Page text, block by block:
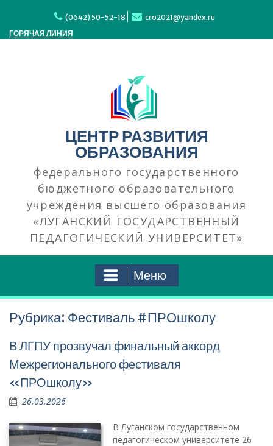
содержимому
(0642) 50-52-18
cro2021@yandex.ru
ГОРЯЧАЯ ЛИНИЯ
ЦЕНТР РАЗВИТИЯ
ОБРАЗОВАНИЯ
федерального государственного
бюджетного образовательного
учреждения высшего образования
«ЛУГАНСКИЙ ГОСУДАРСТВЕННЫЙ
ПЕДАГОГИЧЕСКИЙ УНИВЕРСИТЕТ»
Меню
Рубрика: Фестиваль #ПРОшколу
В ЛГПУ прозвучал финальный аккорд
Межрегионального фестиваля
«ПРОшколу»
26.03.2026
В Луганском государственном
педагогическом университете 26